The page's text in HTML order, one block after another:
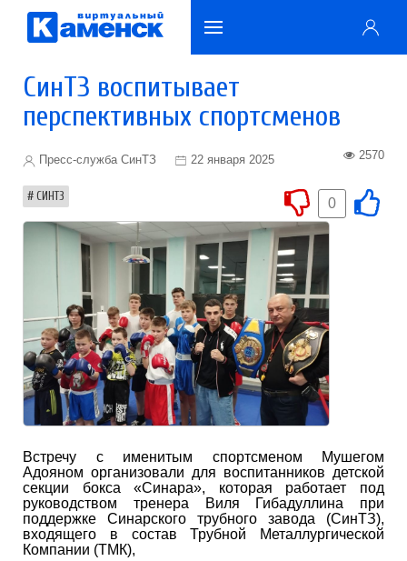
СинТЗ воспитывает
перспективных спортсменов
Пресс-служба СинТЗ 22 января 2025 2570
СИНТЗ 0
Встречу с именитым спортсменом Мушегом
Адояном организовали для воспитанников детской
секции бокса «Синара», которая работает под
руководством тренера Виля Гибадуллина при
поддержке Синарского трубного завода (СинТЗ),
входящего в состав Трубной Металлургической
Компании (ТМК),